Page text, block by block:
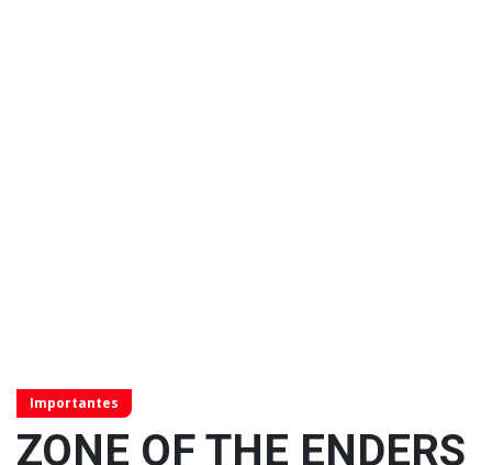
Importantes
ZONE OF THE ENDERS